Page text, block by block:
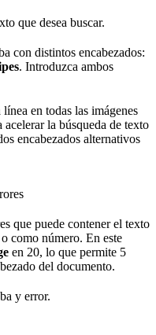
que desea buscar.
con distintos encabezados:
. Introduzca ambos
en todas las imágenes
la búsqueda de texto
encabezados alternativos
que puede contener el texto
como número. En este
en 20, lo que permite 5
del documento.
y error.